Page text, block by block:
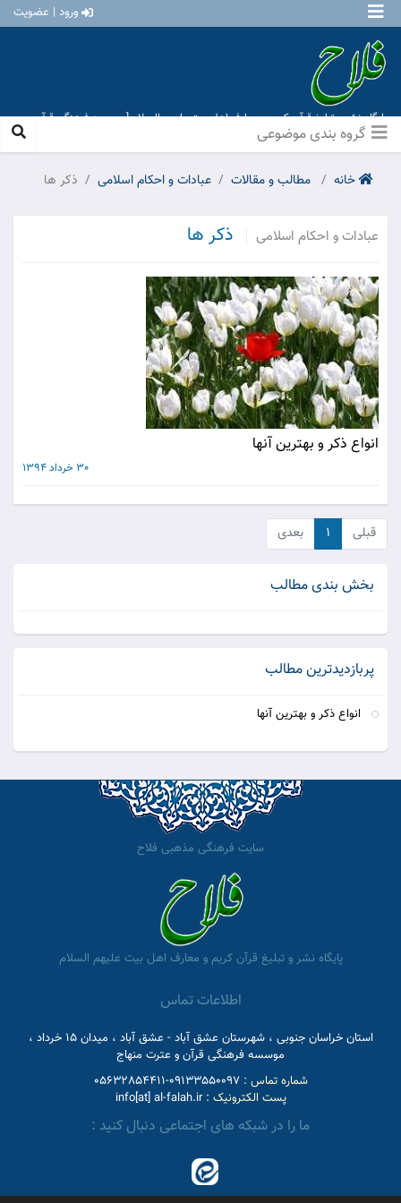
ورود | عضویت
پایگاه نشر و تبلیغ قرآن کریم و معارف اهل بیت علیهم السلام [ موسسه فرهنگی قرآن و
عترت منهاج عشق آباد ]
خانه مطالب و مقالات عبادات و احکام اسلامی ذکر ها
عبادات و احکام اسلامی ذکر ها
انواع ذکر و بهترین آنها
30 خرداد 1394
قبلی ۱ بعدی
بخش بندی مطالب
پربازدیدترین مطالب
انواع ذکر و بهترین آنها
سایت فرهنگی مذهبی فلاح
پایگاه نشر و تبلیغ قرآن کریم و معارف اهل بیت علیهم السلام
اطلاعات تماس
استان خراسان جنوبی ، شهرستان عشق آباد - عشق آباد ، میدان 15 خرداد ،
موسسه فرهنگی قرآن و عترت منهاج
شماره تماس :09133550097-05632854411
پست الکترونیک :info[at] al-falah.ir
ما را در شبکه های اجتماعی دنبال کنید :